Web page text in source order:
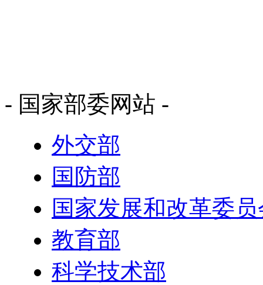
- 国家部委网站 -
外交部
国防部
国家发展和改革委
教育部
科学技术部